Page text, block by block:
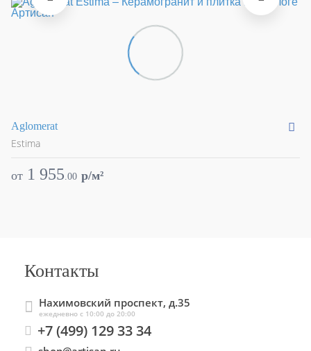
Aglomerat
Estima
от 1 955.00 p/м²
Контакты
Нахимовский проспект, д.35
ежедневно с 10:00 до 20:00
+7 (499) 129 33 34